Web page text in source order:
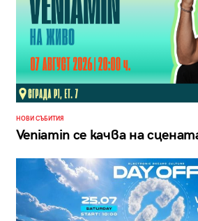
НОВИ СЪБИТИЯ
Veniamin се качва на